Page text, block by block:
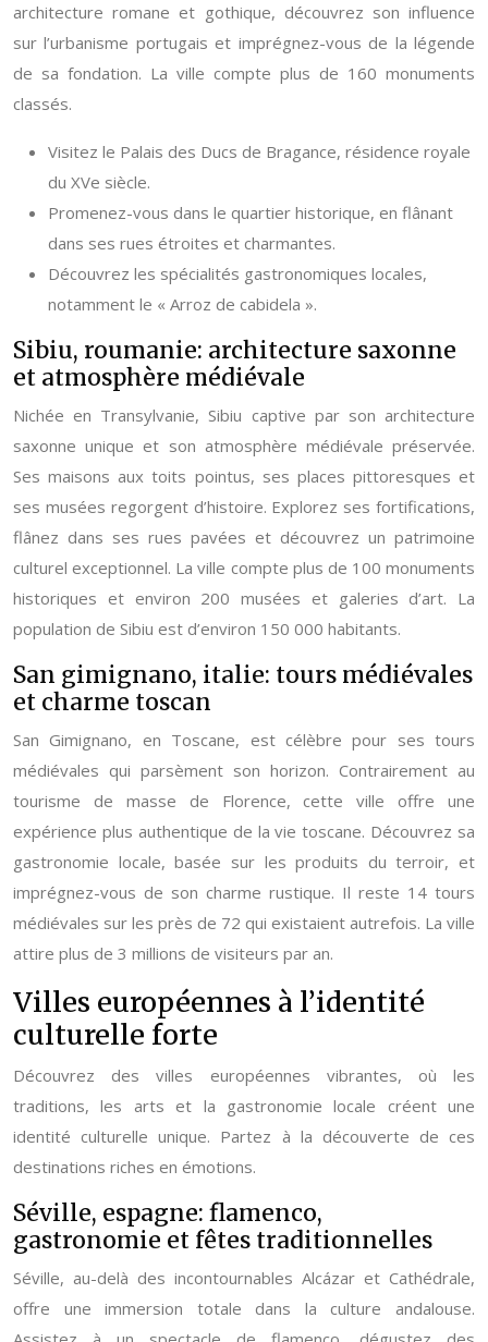
architecture romane et gothique, découvrez son influence
sur l’urbanisme portugais et imprégnez-vous de la légende
de sa fondation. La ville compte plus de 160 monuments
classés.
Visitez le Palais des Ducs de Bragance, résidence royale
du XVe siècle.
Promenez-vous dans le quartier historique, en flânant
dans ses rues étroites et charmantes.
Découvrez les spécialités gastronomiques locales,
notamment le « Arroz de cabidela ».
Sibiu, roumanie: architecture saxonne
et atmosphère médiévale
Nichée en Transylvanie, Sibiu captive par son architecture
saxonne unique et son atmosphère médiévale préservée.
Ses maisons aux toits pointus, ses places pittoresques et
ses musées regorgent d’histoire. Explorez ses fortifications,
flânez dans ses rues pavées et découvrez un patrimoine
culturel exceptionnel. La ville compte plus de 100 monuments
historiques et environ 200 musées et galeries d’art. La
population de Sibiu est d’environ 150 000 habitants.
San gimignano, italie: tours médiévales
et charme toscan
San Gimignano, en Toscane, est célèbre pour ses tours
médiévales qui parsèment son horizon. Contrairement au
tourisme de masse de Florence, cette ville offre une
expérience plus authentique de la vie toscane. Découvrez sa
gastronomie locale, basée sur les produits du terroir, et
imprégnez-vous de son charme rustique. Il reste 14 tours
médiévales sur les près de 72 qui existaient autrefois. La ville
attire plus de 3 millions de visiteurs par an.
Villes européennes à l’identité
culturelle forte
Découvrez des villes européennes vibrantes, où les
traditions, les arts et la gastronomie locale créent une
identité culturelle unique. Partez à la découverte de ces
destinations riches en émotions.
Séville, espagne: flamenco,
gastronomie et fêtes traditionnelles
Séville, au-delà des incontournables Alcázar et Cathédrale,
offre une immersion totale dans la culture andalouse.